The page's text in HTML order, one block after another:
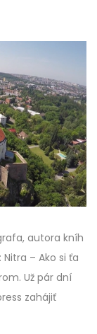
autora kníh
– Ako si ťa
Už pár dní
zahájiť